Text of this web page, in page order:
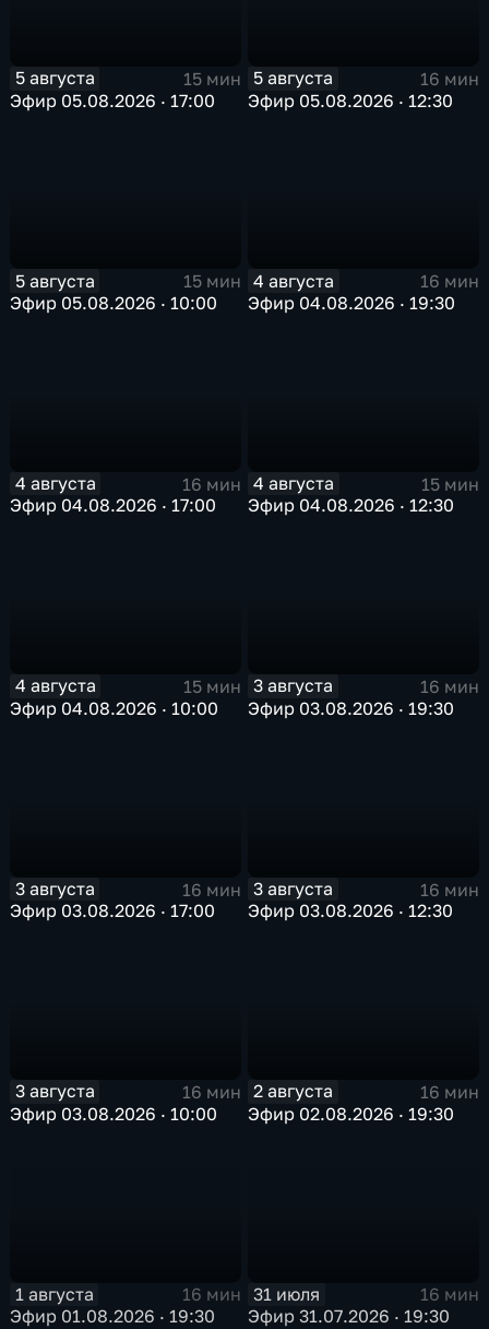
5 августа
15 мин
Эфир 05.08.2026 · 17:00
5 августа
16 мин
Эфир 05.08.2026 · 12:30
5 августа
15 мин
Эфир 05.08.2026 · 10:00
4 августа
16 мин
Эфир 04.08.2026 · 19:30
4 августа
16 мин
Эфир 04.08.2026 · 17:00
4 августа
15 мин
Эфир 04.08.2026 · 12:30
4 августа
15 мин
Эфир 04.08.2026 · 10:00
3 августа
16 мин
Эфир 03.08.2026 · 19:30
3 августа
16 мин
Эфир 03.08.2026 · 17:00
3 августа
16 мин
Эфир 03.08.2026 · 12:30
3 августа
16 мин
Эфир 03.08.2026 · 10:00
2 августа
16 мин
Эфир 02.08.2026 · 19:30
1 августа
16 мин
Эфир 01.08.2026 · 19:30
31 июля
16 мин
Эфир 31.07.2026 · 19:30